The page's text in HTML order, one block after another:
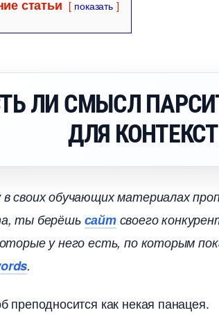
статьи показать
ЛИ СМЫСЛ
ДЛЯ
в своих обучающих материалах
ты берёшьсайтсвоего
у него есть, по которым
.
преподносится как некая панацея.